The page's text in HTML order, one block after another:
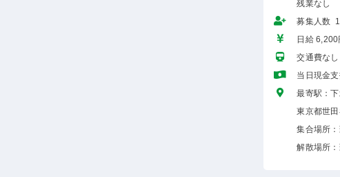
残業なし
募集人数 1
日給 6,200
交通費なし
当日現金
最寄駅：
東京都世
集合場所
解散場所